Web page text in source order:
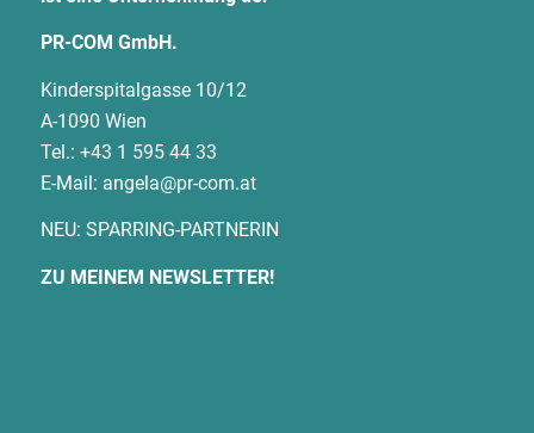
PR-COM GmbH.
Kinderspitalgasse 10/12
A-1090 Wien
Tel.: +43 1 595 44 33
E-Mail: angela@pr-com.at
NEU: SPARRING-PARTNERIN
ZU MEINEM NEWSLETTER!